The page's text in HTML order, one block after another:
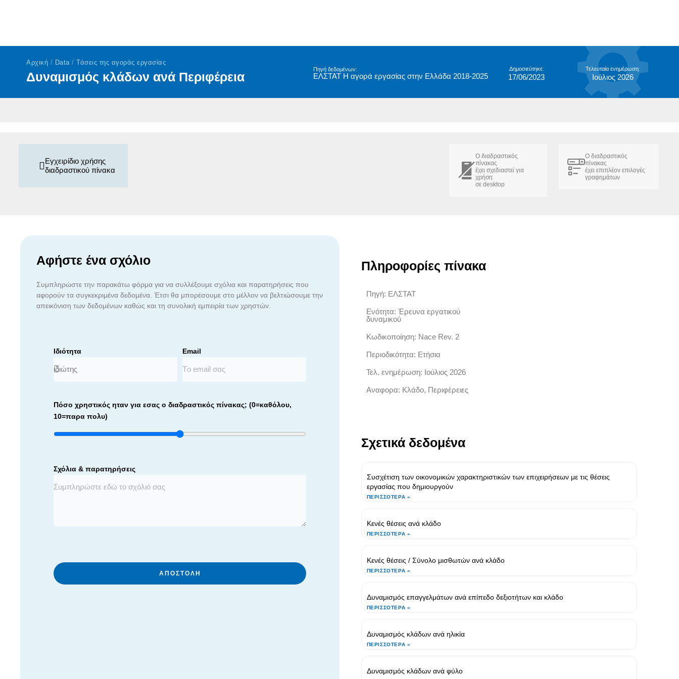
Αρχική / Data/Τάσεις της αγοράς εργασίας
Δυναμισμός κλάδων ανά Περιφέρεια
Πηγή δεδομένων:
ΕΛΣΤΑΤ Η αγορά εργασίας στην Ελλάδα 2018-2025
Δημοσιεύτηκε:
17/06/2023
Τελευταία ενημέρωση:
Ιούλιος 2026
Εγχειρίδιο χρήσης
διαδραστικού πίνακα
Ο διαδραστικός
πίνακας
έχει σχεδιαστεί για
χρήση
σε desktop
Ο διαδραστικός
πίνακας
έχει επιπλέον επιλογές
γραφημάτων
Αφήστε ένα σχόλιο
Συμπληρώστε την παρακάτω φόρμα για να συλλέξουμε σχόλια και παρατηρήσεις που
αφορούν τα συγκεκριμένα δεδομένα. Έτσι θα μπορέσουμε στο μέλλον να βελτιώσουμε την
απεικόνιση των δεδομένων καθώς και τη συνολική εμπειρία των χρηστών.
Ιδιότητα Email
Πόσο χρηστικός ηταν για εσας ο διαδραστικός πίνακας; (0=καθόλου,
10=παρα πολυ)
Σχόλια & παρατηρήσεις
ΑΠΟΣΤΟΛΉ
Πληροφορίες πίνακα
Πηγή: ΕΛΣΤΑΤ
Ενότητα: Έρευνα εργατικού
δυναμικού
Κωδικοποίηση: Nace Rev. 2
Περιοδικότητα: Ετήσια
Τελ. ενημέρωση: Ιούλιος 2026
Αναφορα: Κλάδο, Περιφέρειες
Σχετικά δεδομένα
Συσχέτιση των οικονομικών χαρακτηριστικών των επιχειρήσεων με τις θέσεις
εργασίας που δημιουργούν
ΠΕΡΙΣΣΌΤΕΡΑ »
Κενές θέσεις ανά κλάδο
ΠΕΡΙΣΣΌΤΕΡΑ »
Κενές θέσεις / Σύνολο μισθωτών ανά κλάδο
ΠΕΡΙΣΣΌΤΕΡΑ »
Δυναμισμός επαγγελμάτων ανά επίπεδο δεξιοτήτων και κλάδο
ΠΕΡΙΣΣΌΤΕΡΑ »
Δυναμισμός κλάδων ανά ηλικία
ΠΕΡΙΣΣΌΤΕΡΑ »
Δυναμισμός κλάδων ανά φύλο